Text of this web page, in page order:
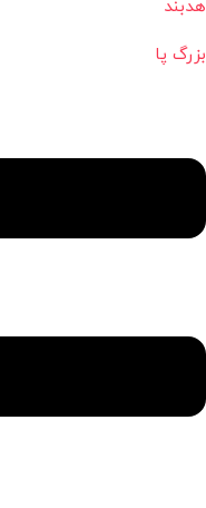
هدبند
بزرگ پا